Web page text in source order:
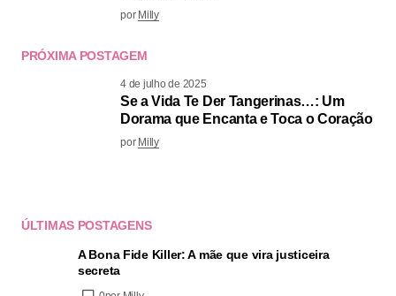
por Milly
PRÓXIMA POSTAGEM
4 de julho de 2025
Se a Vida Te Der Tangerinas…: Um
Dorama que Encanta e Toca o Coração
por Milly
ÚLTIMAS POSTAGENS
A Bona Fide Killer: A mãe que vira justiceira
secreta